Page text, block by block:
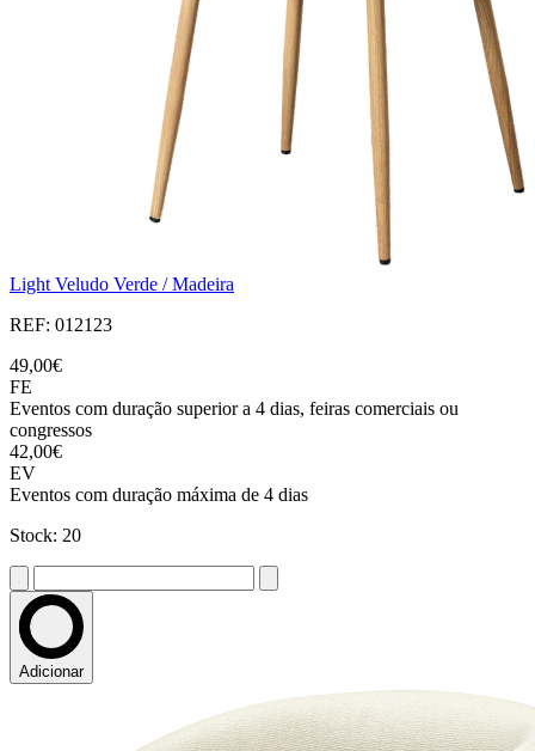
Light Veludo Verde / Madeira
REF: 012123
49,00€
FE
Eventos com duração superior a 4 dias, feiras comerciais ou
congressos
42,00€
EV
Eventos com duração máxima de 4 dias
Stock: 20
Adicionar